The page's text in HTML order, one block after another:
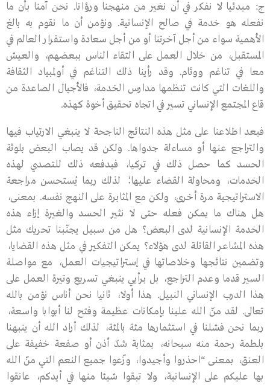
ج: مبدئيا لا نفكر في أن نغير من منهجنا ورؤانا. نحن آمنا بأن ما
نفعله هو خدمة في صالح الإنسانية. ونؤمن أن ما نقوم به بالغ
الأهمية سواء من أجل آخرتنا أو من أجل سعادة واستقرار العالم في
المستقبل، من خلال العمل على التقاء الناس ببعضهم، والعيش
معا في تناغم ووئام. وقد رأينا ذلك التناغم في أولمبياد الثقافة
واللغات التي كانت تنظمها مدارس الخدمة، فالأجيال الصاعدة من
قاع المجتمع الإنساني تسير في اتجاه تحقيق أخوة كهذه.
فبعد اطلاعنا على مثل هذه النتائج الناجحة لا ينبغي الارتياب فيها
والتراجع عنها أو مساءلة جدواها. ولكن قد يصاب البعض بلوثة
الحسد كما حصل ذلك في تركيا، فيدفعه ذلك للتصدي لهذه
الخدمات، ومحاولة القضاء عليها؛ لذلك ربما يُستحسن مراجعة
الاستراتيجية مرة أخرى، ولكن مع المثابرة على النهج نفسه. بمعنى،
هل هناك ما يمكن فعله حتى لا نثير الحسد والغيرة إزاء هذه
الخدمة الإنسانية لدى البعض؟ هل من سبيل يجنّبنا تحريك مثل
هذه المشاعر القاتلة لدى هؤلاء؟ يمكن التفكير في مثل هذه القضايا،
وتضمين نتائجها وخلاصاتها في إستراتيجيات العمل، مع مواصلة
السير قدما وعدم التراجع، بل برأيي ينبغي تسريع وتيرة العمل على
هذا الدرب الإنساني النبيل. هذا أولا، ثانيا نحن أناس نؤمن بالله
تعالى. لقد منّ الله علينا بإمكانات عظيمة وفتح لنا أبوابا واسعة،
ربما نحن فشلنا في استثمارها مئة بالمئة، لذلك أراد الله أن ينبهنا
بلطمة رحمة منه سبحانه، بمثابة شدّ أذن أو صفعة خفيفة على
العنق، بمعنى “احذروا وأجيدوا، وزّعوا جميع النعم التي منّ الله
بها عليكم على الإنسانية، ولا تبقوا شيئا منها في أيدكم، عانقوا